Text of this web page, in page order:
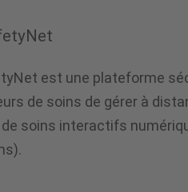
est une plateforme
de soins de gérer à
soins interactifs